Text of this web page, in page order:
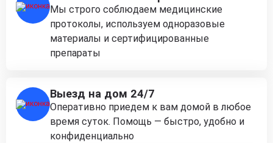
Мы строго соблюдаем медицинские
протоколы, используем одноразовые
материалы и сертифицированные
препараты
Выезд на дом 24/7
Оперативно приедем к вам домой в любое
время суток. Помощь — быстро, удобно и
конфиденциально